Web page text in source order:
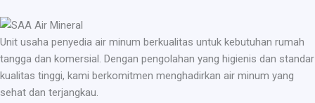
Unit usaha penyedia air minum berkualitas untuk kebutuhan rumah
tangga dan komersial. Dengan pengolahan yang higienis dan standar
kualitas tinggi, kami berkomitmen menghadirkan air minum yang
sehat dan terjangkau.